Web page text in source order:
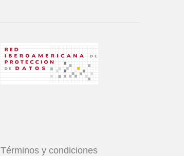
Términos y condiciones